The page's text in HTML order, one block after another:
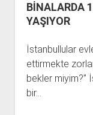
BİNALARDA
YAŞIYOR
İstanbullular
ettirmekte
bekler miyim?”
bir…